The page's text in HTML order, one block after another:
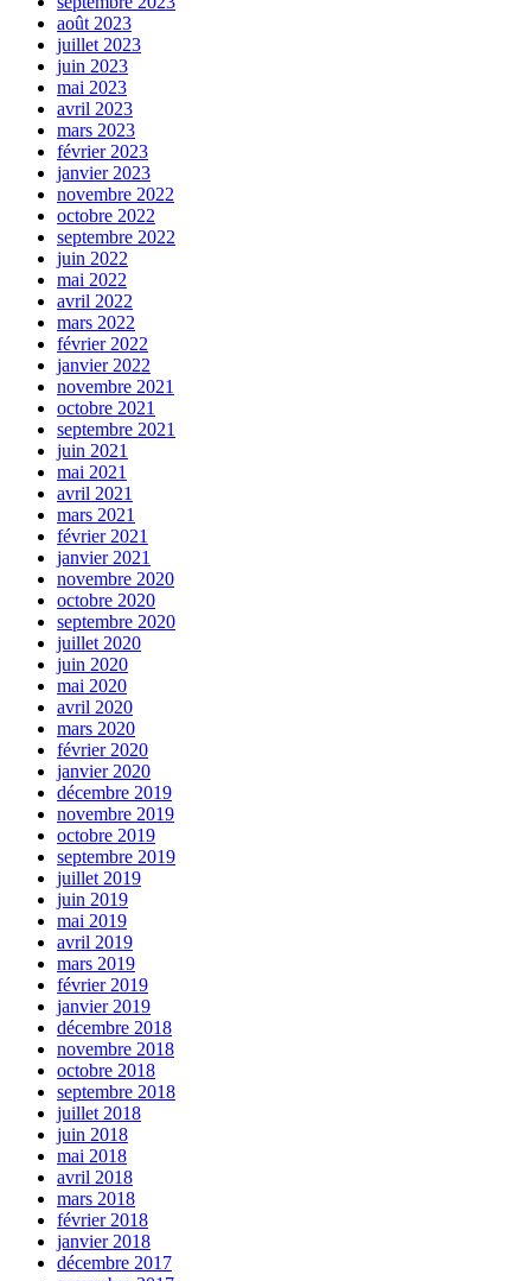
août 2023
juillet 2023
juin 2023
mai 2023
avril 2023
mars 2023
février 2023
janvier 2023
novembre 2022
octobre 2022
septembre 2022
juin 2022
mai 2022
avril 2022
mars 2022
février 2022
janvier 2022
novembre 2021
octobre 2021
septembre 2021
juin 2021
mai 2021
avril 2021
mars 2021
février 2021
janvier 2021
novembre 2020
octobre 2020
septembre 2020
juillet 2020
juin 2020
mai 2020
avril 2020
mars 2020
février 2020
janvier 2020
décembre 2019
novembre 2019
octobre 2019
septembre 2019
juillet 2019
juin 2019
mai 2019
avril 2019
mars 2019
février 2019
janvier 2019
décembre 2018
novembre 2018
octobre 2018
septembre 2018
juillet 2018
juin 2018
mai 2018
avril 2018
mars 2018
février 2018
janvier 2018
décembre 2017